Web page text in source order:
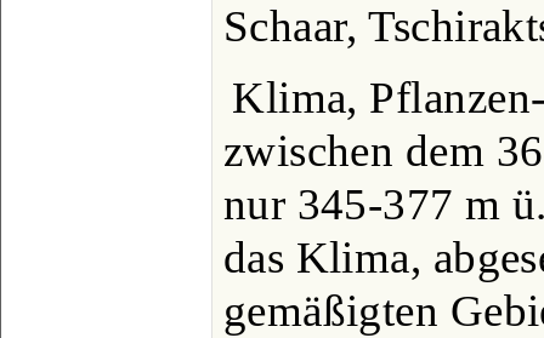
Schaar,
Klima,
zwischen dem
nur 345-377 m
das Klima,
gemäßigten